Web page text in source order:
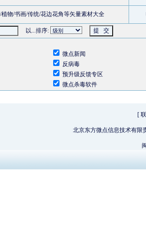
物/书画/传统/花边花角等矢量素材大全
以...排序:
微点新闻
反病毒
预升级反馈专区
微点杀毒软件
[
北京东方微点信息技术有限